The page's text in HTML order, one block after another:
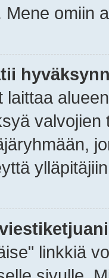
omiin
laittaa
linkkiä